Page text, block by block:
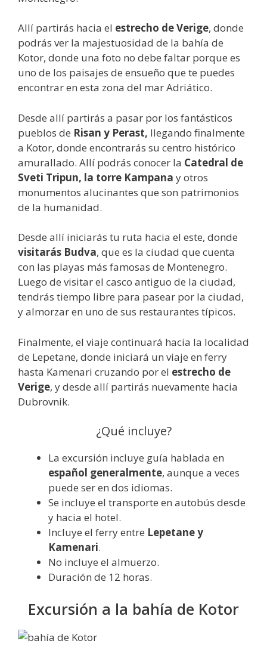
Allí partirás hacia el estrecho de Verige, donde
podrás ver la majestuosidad de la bahía de
Kotor, donde una foto no debe faltar porque es
uno de los paisajes de ensueño que te puedes
encontrar en esta zona del mar Adriático.
Desde allí partirás a pasar por los fantásticos
pueblos de Risan y Perast, llegando finalmente
a Kotor, donde encontrarás su centro histórico
amurallado. Allí podrás conocer la Catedral de
Sveti Tripun, la torre Kampana y otros
monumentos alucinantes que son patrimonios
de la humanidad.
Desde allí iniciarás tu ruta hacia el este, donde
visitarás Budva, que es la ciudad que cuenta
con las playas más famosas de Montenegro.
Luego de visitar el casco antiguo de la ciudad,
tendrás tiempo libre para pasear por la ciudad,
y almorzar en uno de sus restaurantes típicos.
Finalmente, el viaje continuará hacia la localidad
de Lepetane, donde iniciará un viaje en ferry
hasta Kamenari cruzando por el estrecho de
Verige, y desde allí partirás nuevamente hacia
Dubrovnik.
¿Qué incluye?
La excursión incluye guía hablada en
español generalmente, aunque a veces
puede ser en dos idiomas.
Se incluye el transporte en autobús desde
y hacia el hotel.
Incluye el ferry entre Lepetane y
Kamenari.
No incluye el almuerzo.
Duración de 12 horas.
Excursión a la bahía de Kotor